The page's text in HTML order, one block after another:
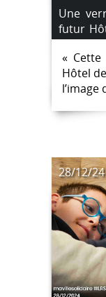
Une
futur
Yon
« Cette
Hôtel
l’image
28/12/24